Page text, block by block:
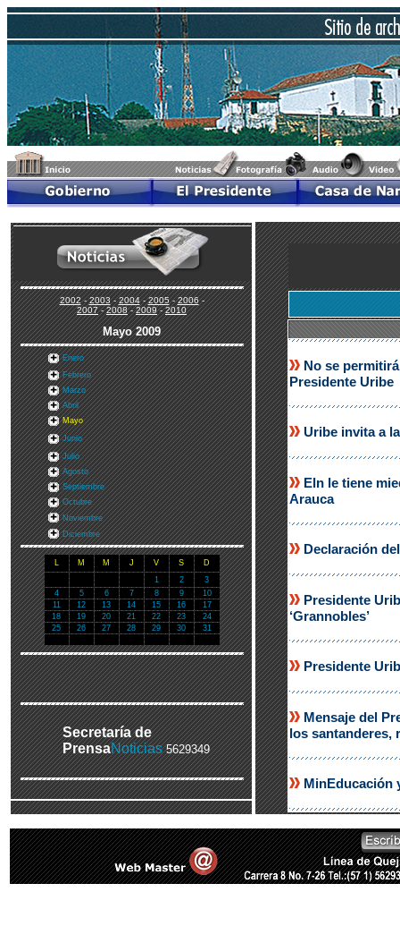
2002-2003-2004-2005-2006-
2007-2008-2009-2010
Mayo 2009
Enero
Febrero
Marzo
Abril
Mayo
Junio
Julio
Agosto
Septiembre
Octubre
Noviembre
Diciembre
L M M J V S
D
1
2
3
4
5 6 7 8 9
10
11
12 13 14 15 16
17
18
19 20 21 22 23
24
25
26 27 28 29 30 31
Secretaría de
PrensaNoticias 5629349
No se
Presidente Uribe
Uribe invita a
Eln le tiene
Arauca
Declaración
Presidente
‘Grannobles’
Presidente
Mensaje del
los santanderes,
MinEducación